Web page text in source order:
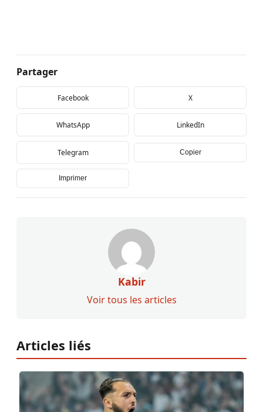
Partager
Facebook X
WhatsApp LinkedIn
Telegram Copier
Imprimer
Kabir
Voir tous les articles
Articles liés